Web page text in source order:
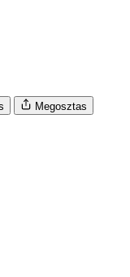
Megosztas